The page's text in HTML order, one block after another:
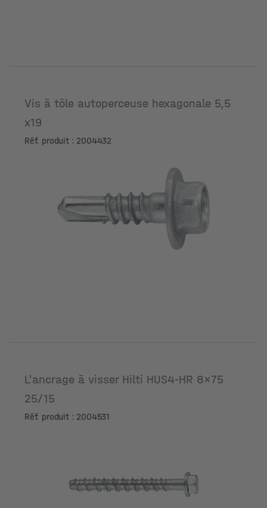
Vis à tôle autoperceuse hexagonale 5,5
x19
Réf. produit : 2004432
L'ancrage à visser Hilti HUS4-HR 8x75
25/15
Réf. produit : 2004531